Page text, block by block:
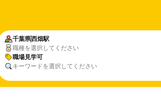
千葉県西畑駅
職種を選択してください
職場見学可
キーワードを選択してください